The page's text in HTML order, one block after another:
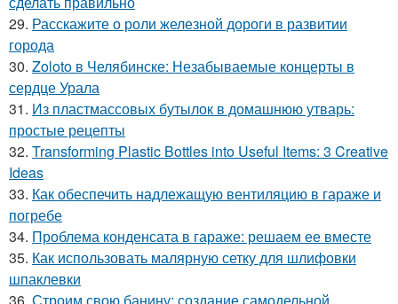
29. Расскажите о роли железной дороги в развитии
города
30. Zoloto в Челябинске: Незабываемые концерты в
сердце Урала
31. Из пластмассовых бутылок в домашнюю утварь:
простые рецепты
32. Transforming Plastic Bottles into Useful Items: 3 Creative
Ideas
33. Как обеспечить надлежащую вентиляцию в гараже и
погребе
34. Проблема конденсата в гараже: решаем ее вместе
35. Как использовать малярную сетку для шлифовки
шпаклевки